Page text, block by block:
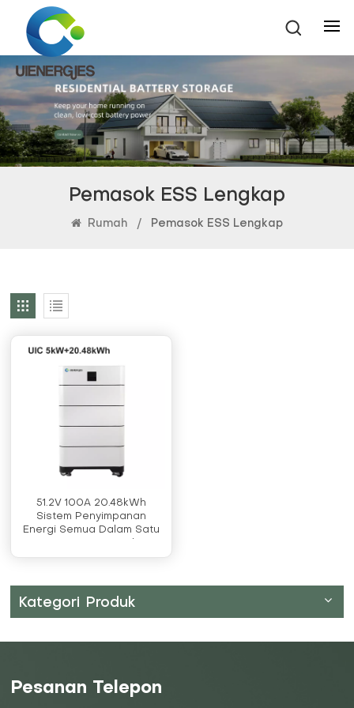
Pemasok ESS Lengkap
Rumah / Pemasok ESS Lengkap
51.2V 100A 20.48kWh
Sistem Penyimpanan
Energi Semua Dalam Satu
Kategori Produk
Pesanan Telepon